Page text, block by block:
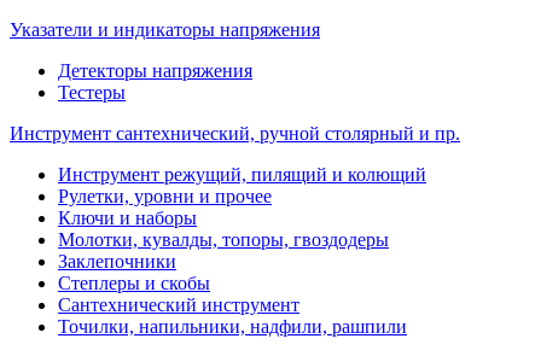
Указатели и индикаторы напряжения
Детекторы напряжения
Тестеры
Инструмент сантехнический, ручной столярный и пр.
Инструмент режущий, пилящий и колющий
Рулетки, уровни и прочее
Ключи и наборы
Молотки, кувалды, топоры, гвоздодеры
Заклепочники
Степлеры и скобы
Сантехнический инструмент
Точилки, напильники, надфили, рашпили